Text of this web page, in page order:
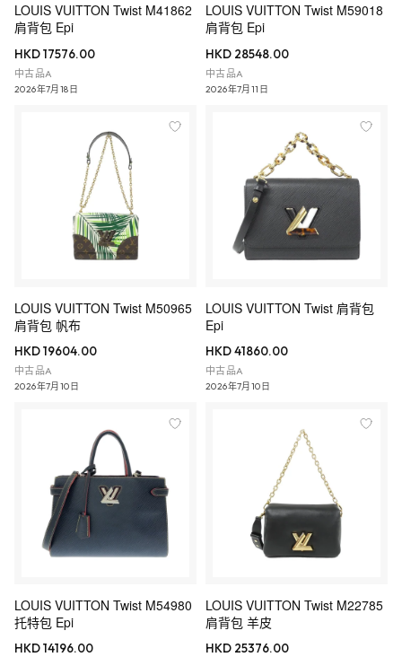
LOUIS VUITTON Twist M41862
肩背包 Epi
HKD 17576.00
中古品A
2026年7月18日
LOUIS VUITTON Twist M59018
肩背包 Epi
HKD 28548.00
中古品A
2026年7月11日
LOUIS VUITTON Twist M50965
肩背包 帆布
HKD 19604.00
中古品A
2026年7月10日
LOUIS VUITTON Twist 肩背包
Epi
HKD 41860.00
中古品A
2026年7月10日
LOUIS VUITTON Twist M54980
托特包 Epi
HKD 14196.00
LOUIS VUITTON Twist M22785
肩背包 羊皮
HKD 25376.00